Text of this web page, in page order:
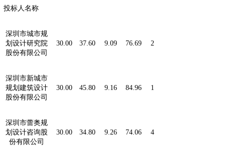
投标人名称
深圳市城市规
划设计研究院
股份有限公司
30.00 37.60 9.09 76.69 2
深圳市新城市
规划建筑设计
股份有限公司
30.00 45.80 9.16 84.96 1
深圳市蕾奥规
划设计咨询股
份有限公司
30.00 34.80 9.26 74.06 4